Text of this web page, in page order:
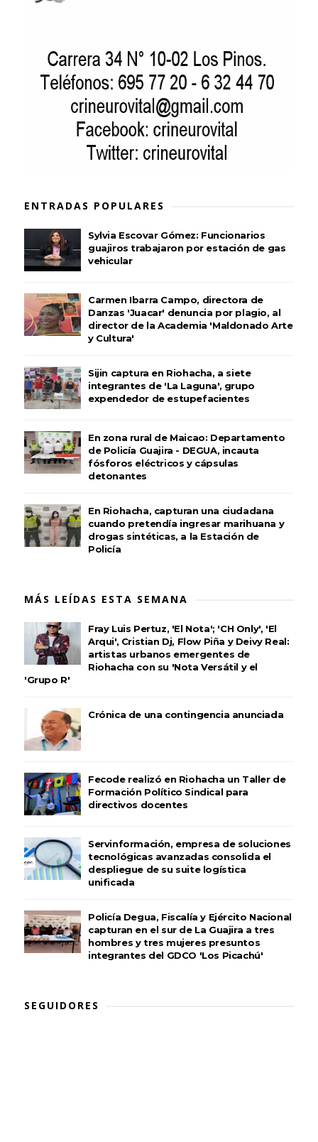
ENTRADAS POPULARES
Sylvia Escovar Gómez: Funcionarios
guajiros trabajaron por estación de gas
vehicular
Carmen Ibarra Campo, directora de
Danzas 'Juacar' denuncia por plagio, al
director de la Academia 'Maldonado Arte
y Cultura'
Sijin captura en Riohacha, a siete
integrantes de 'La Laguna', grupo
expendedor de estupefacientes
En zona rural de Maicao: Departamento
de Policía Guajira - DEGUA, incauta
fósforos eléctricos y cápsulas
detonantes
En Riohacha, capturan una ciudadana
cuando pretendía ingresar marihuana y
drogas sintéticas, a la Estación de
Policía
MÁS LEÍDAS ESTA SEMANA
Fray Luis Pertuz, 'El Nota'; 'CH Only', 'El
Arqui', Cristian Dj, Flow Piña y Deivy Real:
artistas urbanos emergentes de
Riohacha con su 'Nota Versátil y el
'Grupo R'
Crónica de una contingencia anunciada
Fecode realizó en Riohacha un Taller de
Formación Político Sindical para
directivos docentes
Servinformación, empresa de soluciones
tecnológicas avanzadas consolida el
despliegue de su suite logística
unificada
Policía Degua, Fiscalía y Ejército Nacional
capturan en el sur de La Guajira a tres
hombres y tres mujeres presuntos
integrantes del GDCO 'Los Picachú'
SEGUIDORES